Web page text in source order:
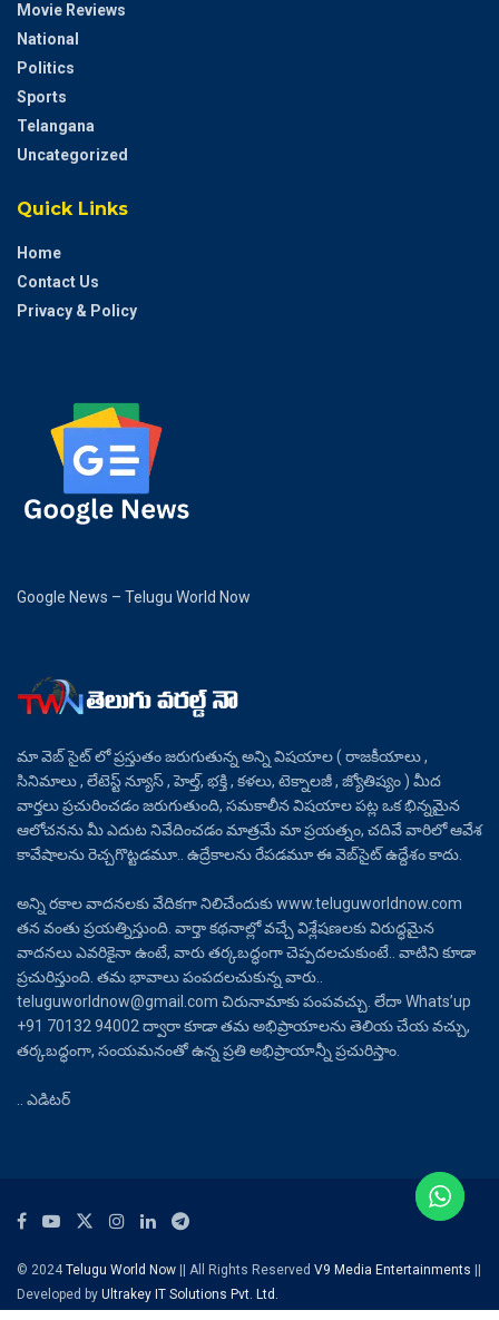
Movie Reviews
National
Politics
Sports
Telangana
Uncategorized
Quick Links
Home
Contact Us
Privacy & Policy
Google News – Telugu World Now
మా వెబ్ సైట్ లో ప్రస్తుతం జరుగుతున్న అన్ని విషయాల ( రాజకీయాలు ,
సినిమాలు , లేటెస్ట్ న్యూస్ , హెల్త్, భక్తి , కళలు, టెక్నాలజీ , జ్యోతిష్యం ) మీద
వార్తలు ప్రచురించడం జరుగుతుంది, సమకాలీన విషయాల పట్ల ఒక భిన్నమైన
ఆలోచనను మీ ఎదుట నివేదించడం మాత్రమే మా ప్రయత్నం, చదివే వారిలో ఆవేశ
కావేషాలను రెచ్చగొట్టడమూ.. ఉద్రేకాలను రేపడమూ ఈ వెబ్‌సైట్ ఉద్దేశం కాదు.
అన్ని రకాల వాదనలకు వేదికగా నిలిచేందుకు www.teluguworldnow.com
తన వంతు ప్రయత్నిస్తుంది. వార్తా కథనాల్లో వచ్చే విశ్లేషణలకు విరుద్ధమైన
వాదనలు ఎవరికైనా ఉంటే, వారు తర్కబద్ధంగా చెప్పదలచుకుంటే.. వాటిని కూడా
ప్రచురిస్తుంది. తమ భావాలు పంపదలచుకున్న వారు..
teluguworldnow@gmail.com చిరునామాకు పంపవచ్చు. లేదా Whats’up
+91 70132 94002 ద్వారా కూడా తమ అభిప్రాయాలను తెలియ చేయ వచ్చు,
తర్కబద్ధంగా, సంయమనంతో ఉన్న ప్రతి అభిప్రాయాన్నీ ప్రచురిస్తాం.
.. ఎడిటర్
© 2024Telugu World Now || All Rights Reserved V9 Media Entertainments ||
Developed by Ultrakey IT Solutions Pvt. Ltd.